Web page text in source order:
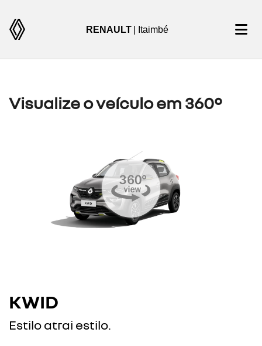
RENAULT | Itaimbé
Visualize o veículo em 360°
KWID
Estilo atrai estilo.